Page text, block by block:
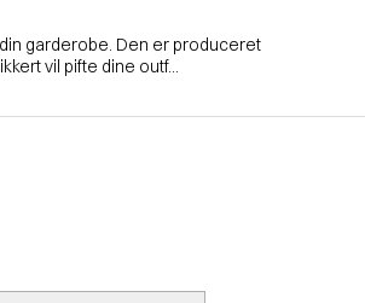
garderobe. Den er produceret
vil pifte dine outf...